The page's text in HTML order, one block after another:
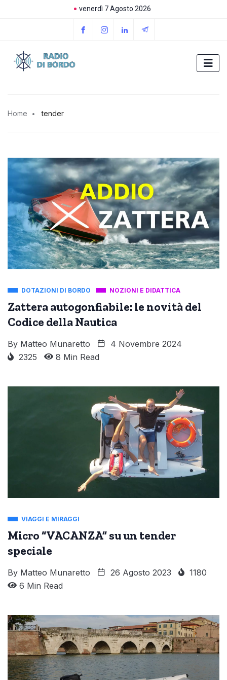
venerdì 7 Agosto 2026
Home tender
DOTAZIONI DI BORDO NOZIONI E DIDATTICA
Zattera autogonfiabile: le novità del
Codice della Nautica
By Matteo Munaretto
4 Novembre 2024
2325
8 Min Read
VIAGGI E MIRAGGI
Micro “VACANZA” su un tender
speciale
By Matteo Munaretto 26 Agosto 2023
1180
6 Min Read